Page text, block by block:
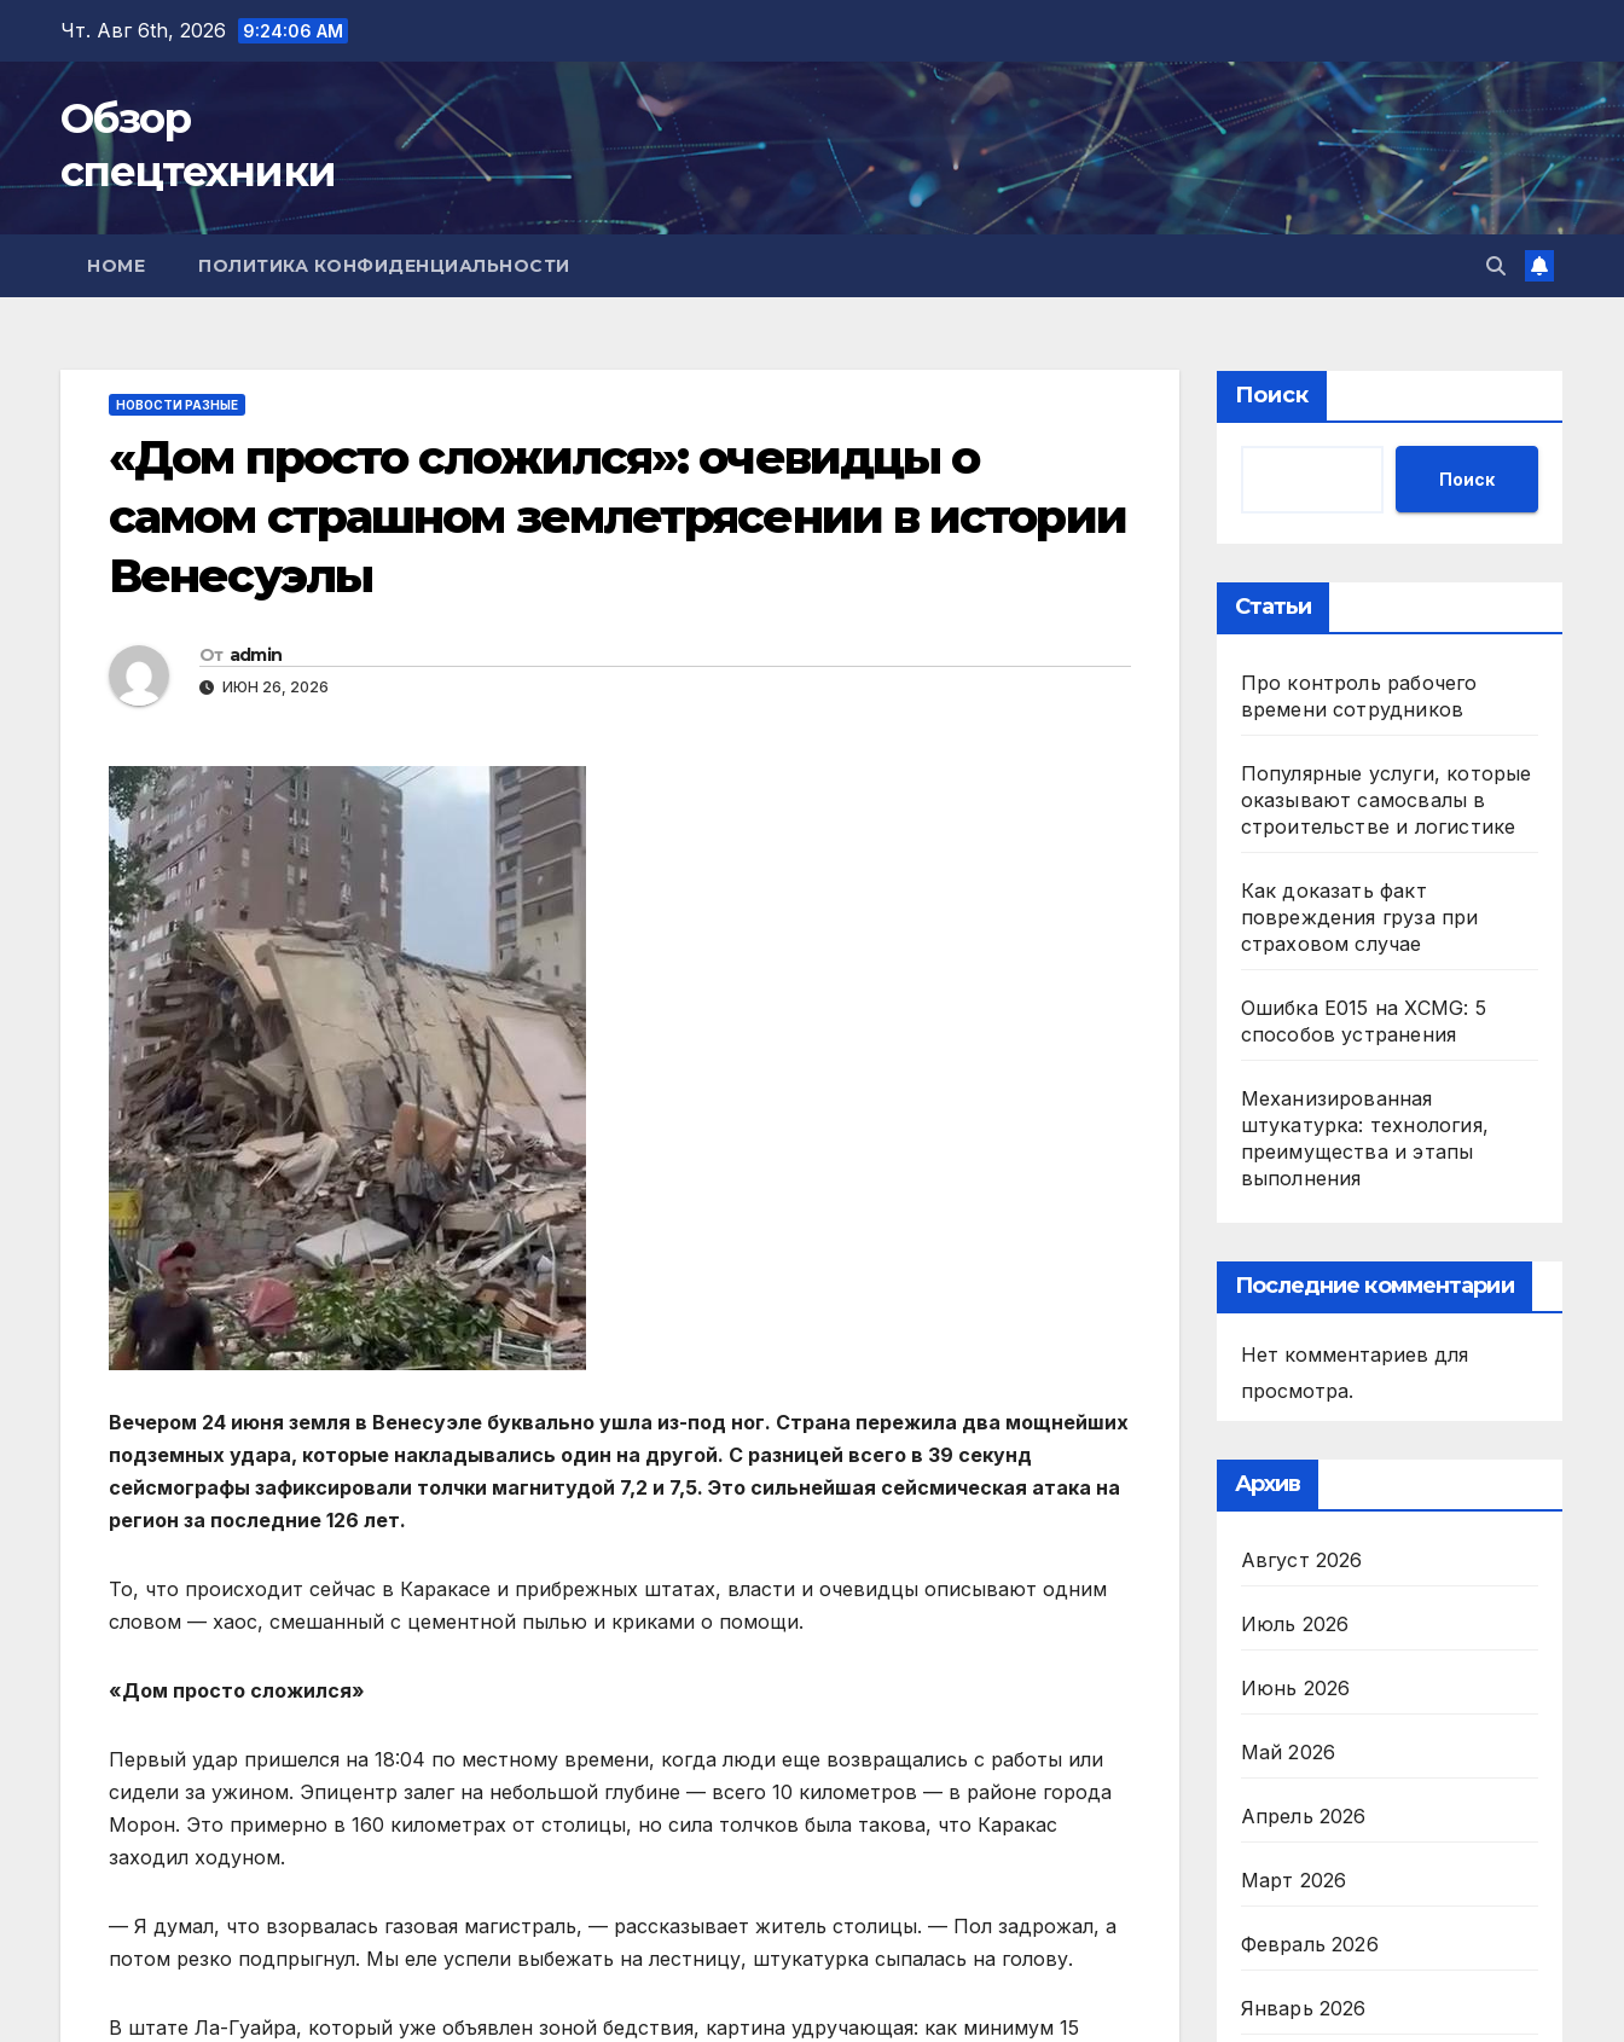
Перейти
содержимому
Чт. Авг 6th, 2026 9:24:07 AM
Обзор
спецтехники
HOME ПОЛИТИКА КОНФИДЕНЦИАЛЬНОСТИ
НОВОСТИ РАЗНЫЕ
«Дом просто сложился»: очевидцы о
самом страшном землетрясении в истории
Венесуэлы
От admin
ИЮН 26, 2026
Вечером 24 июня земля в Венесуэле буквально ушла из-под ног. Страна пережила два мощнейших
подземных удара, которые накладывались один на другой. С разницей всего в 39 секунд
сейсмографы зафиксировали толчки магнитудой 7,2 и 7,5. Это сильнейшая сейсмическая атака на
регион за последние 126 лет.
То, что происходит сейчас в Каракасе и прибрежных штатах, власти и очевидцы описывают одним
словом — хаос, смешанный с цементной пылью и криками о помощи.
«Дом просто сложился»
Первый удар пришелся на 18:04 по местному времени, когда люди еще возвращались с работы или
сидели за ужином. Эпицентр залег на небольшой глубине — всего 10 километров — в районе города
Морон. Это примерно в 160 километрах от столицы, но сила толчков была такова, что Каракас
заходил ходуном.
— Я думал, что взорвалась газовая магистраль, — рассказывает житель столицы. — Пол задрожал, а
потом резко подпрыгнул. Мы еле успели выбежать на лестницу, штукатурка сыпалась на голову.
В штате Ла-Гуайра, который уже объявлен зоной бедствия, картина удручающая: как минимум 15
Поиск
Поиск
Статьи
Про контроль рабочего
времени сотрудников
Популярные услуги, которые
оказывают самосвалы в
строительстве и логистике
Как доказать факт
повреждения груза при
страховом случае
Ошибка E015 на XCMG: 5
способов устранения
Механизированная
штукатурка: технология,
преимущества и этапы
выполнения
Последние комментарии
Нет комментариев для
просмотра.
Архив
Август 2026
Июль 2026
Июнь 2026
Май 2026
Апрель 2026
Март 2026
Февраль 2026
Январь 2026